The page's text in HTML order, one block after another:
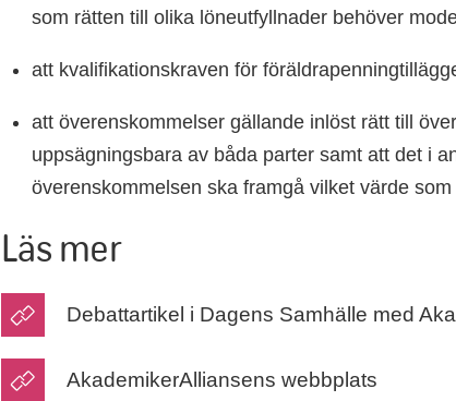
som rätten till olika löneutfyllnader behöver
att kvalifikationskraven för
att överenskommelser gällande inlöst rätt till
uppsägningsbara av båda parter samt att det i
överenskommelsen ska framgå vilket värde
Läs mer
Debattartikel i Dagens Samhälle med
AkademikerAlliansens webbplats